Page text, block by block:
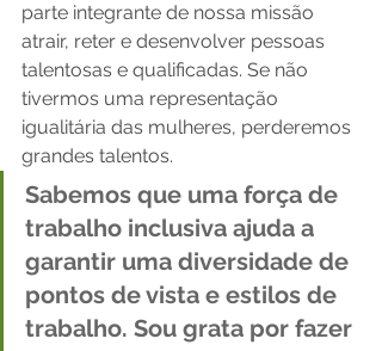
parte integrante de nossa missão
atrair, reter e desenvolver pessoas
talentosas e qualificadas. Se não
tivermos uma representação
igualitária das mulheres, perderemos
grandes talentos.
Sabemos que uma força de
trabalho inclusiva ajuda a
garantir uma diversidade de
pontos de vista e estilos de
trabalho. Sou grata por fazer